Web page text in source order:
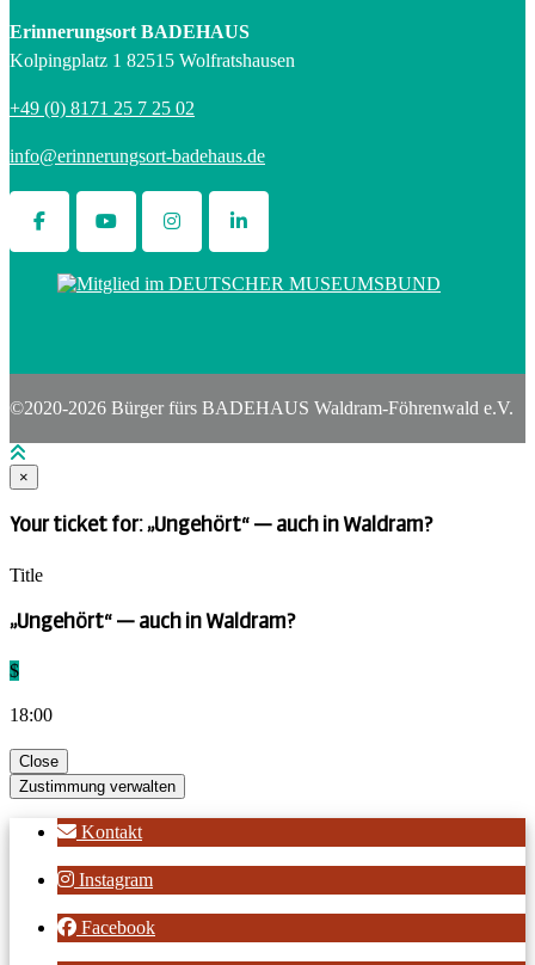
Erinnerungsort BADEHAUS
Kolpingplatz 1 82515 Wolfratshausen
+49 (0) 8171 25 7 25 02
info@erinnerungsort-badehaus.de
©2020-2026 Bürger fürs BADEHAUS Waldram-Föhrenwald e.V.
×
Your ticket for: „Ungehört“ — auch in Waldram?
Title
„Ungehört“ — auch in Waldram?
$
18:00
Close
Zustimmung verwalten
Kontakt
Instagram
Facebook